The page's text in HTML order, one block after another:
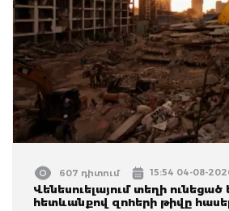
607 դիտում 15:54 04-08-
Վենեսուելայում տեղի
հետևանքով զnhերի թիվը հասել